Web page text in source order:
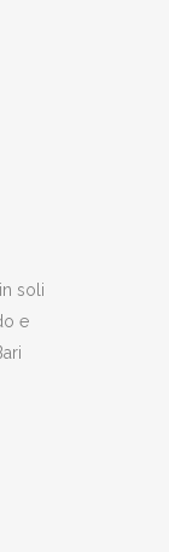
soli
e